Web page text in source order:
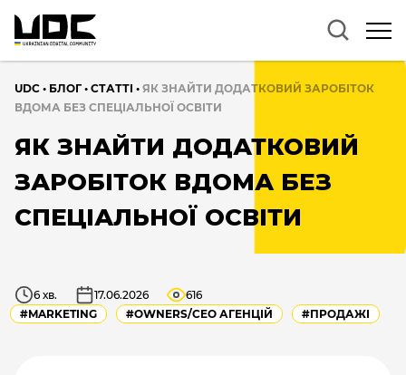
UDC • БЛОГ • CТАТТІ • ЯК ЗНАЙТИ ДОДАТКОВИЙ ЗАРОБІТОК
ВДОМА БЕЗ СПЕЦІАЛЬНОЇ ОСВІТИ
ЯК ЗНАЙТИ ДОДАТКОВИЙ
ЗАРОБІТОК ВДОМА БЕЗ
СПЕЦІАЛЬНОЇ ОСВІТИ
#MARKETING #OWNERS/СEO АГЕНЦІЙ #ПРОДАЖІ
6 хв. 17.06.2026 616